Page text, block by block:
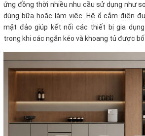
ứng đồng thời nhiều nhu cầu sử dụng như
dùng bữa hoặc làm việc. Hệ ổ cắm điện
mặt đảo giúp kết nối các thiết bị gia
trong khi các ngăn kéo và khoang tủ được